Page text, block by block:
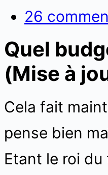
26
Quel
(Mise à
Cela fait
pense bien
Etant le roi